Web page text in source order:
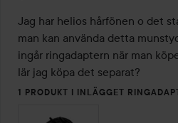
Jag har helios hårfönen o det
man kan använda detta
ingår ringadaptern när man
lär jag köpa det separat?
1 PRODUKT I INLÄGGET